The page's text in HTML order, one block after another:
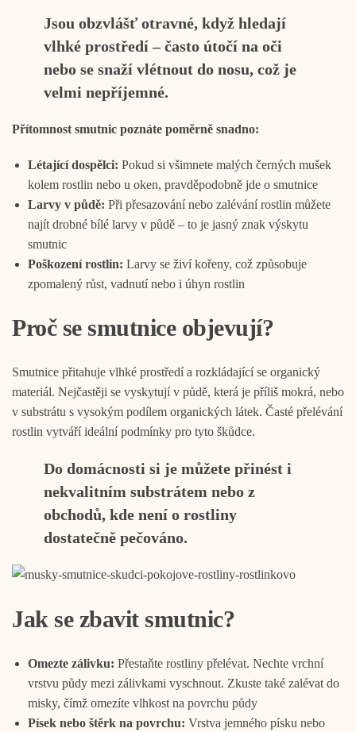
Jsou obzvlášť otravné, když hledají
vlhké prostředí – často útočí na oči
nebo se snaží vlétnout do nosu, což je
velmi nepříjemné.
Přítomnost smutnic poznáte poměrně snadno:
Létající dospělci: Pokud si všimnete malých černých mušek
kolem rostlin nebo u oken, pravděpodobně jde o smutnice
Larvy v půdě: Při přesazování nebo zalévání rostlin můžete
najít drobné bílé larvy v půdě – to je jasný znak výskytu
smutnic
Poškození rostlin: Larvy se živí kořeny, což způsobuje
zpomalený růst, vadnutí nebo i úhyn rostlin
Proč se smutnice objevují?
Smutnice přitahuje vlhké prostředí a rozkládající se organický
materiál. Nejčastěji se vyskytují v půdě, která je příliš mokrá, nebo
v substrátu s vysokým podílem organických látek. Časté přelévání
rostlin vytváří ideální podmínky pro tyto škůdce.
Do domácnosti si je můžete přinést i
nekvalitním substrátem nebo z
obchodů, kde není o rostliny
dostatečně pečováno.
Jak se zbavit smutnic?
Omezte zálivku: Přestaňte rostliny přelévat. Nechte vrchní
vrstvu půdy mezi zálivkami vyschnout. Zkuste také zalévat do
misky, čímž omezíte vlhkost na povrchu půdy
Písek nebo štěrk na povrchu: Vrstva jemného písku nebo